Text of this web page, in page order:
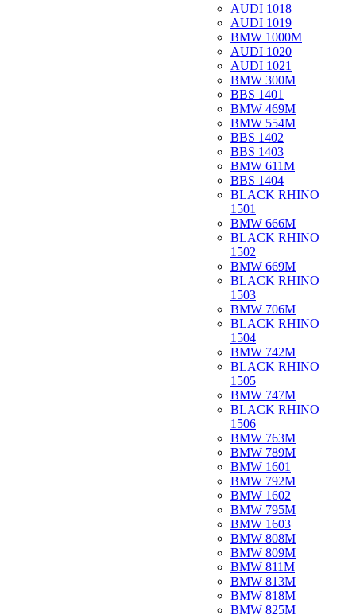
AUDI 1018
AUDI 1019
BMW 1000M
AUDI 1020
AUDI 1021
BMW 300M
BBS 1401
BMW 469M
BMW 554M
BBS 1402
BBS 1403
BMW 611M
BBS 1404
BLACK RHINO
1501
BMW 666M
BLACK RHINO
1502
BMW 669M
BLACK RHINO
1503
BMW 706M
BLACK RHINO
1504
BMW 742M
BLACK RHINO
1505
BMW 747M
BLACK RHINO
1506
BMW 763M
BMW 789M
BMW 1601
BMW 792M
BMW 1602
BMW 795M
BMW 1603
BMW 808M
BMW 809M
BMW 811M
BMW 813M
BMW 818M
BMW 825M